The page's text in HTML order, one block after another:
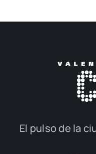
El pul­so de la